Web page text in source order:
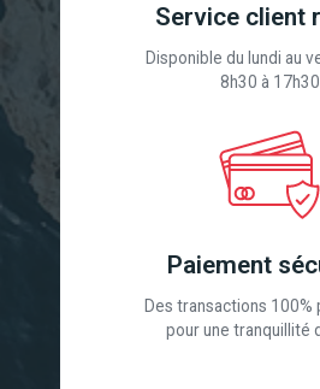
Service client
Disponible du lundi au
8h30 à 17h30
Paiement
Des transactions
pour une tranquillité